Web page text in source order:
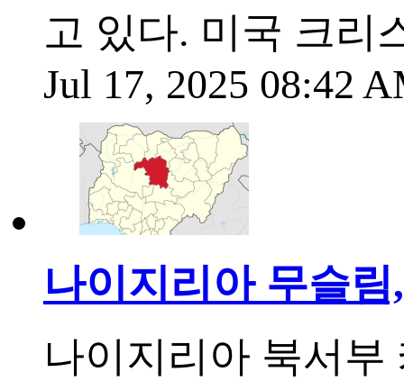
고 있다. 미국 크리
Jul 17, 2025 08:42
나이지리아 무슬
나이지리아 북서부